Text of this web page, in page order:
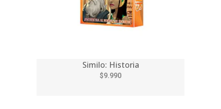
Similo: Historia
$9.990